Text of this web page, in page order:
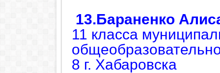
13.Бараненко
11 класса
8 г. Хабаровска